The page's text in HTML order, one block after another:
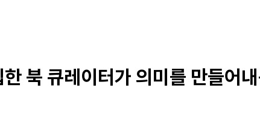
북 큐레이터가 의미를 만들어